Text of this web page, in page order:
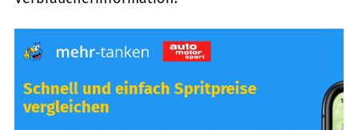
Schnell und einfach Spritpreise
vergleichen